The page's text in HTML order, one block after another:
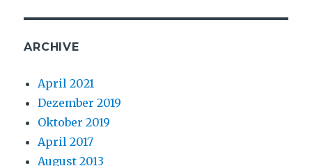
ARCHIVE
April 2021
Dezember 2019
Oktober 2019
April 2017
August 2013